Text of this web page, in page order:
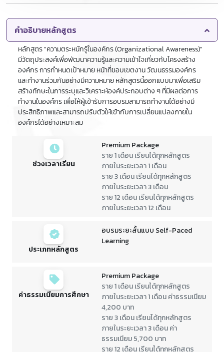
คำอธิบายหลักสูตร
หลักสูตร "ความตระหนักรู้ในองค์กร (Organizational Awareness)"
มีวัตถุประสงค์เพื่อพัฒนาความรู้และความเข้าใจเกี่ยวกับโครงสร้าง
องค์กร การกำหนดเป้าหมาย หน้าที่ขอบเขตงาน วัฒนธรรมองค์กร
และทำงานร่วมกันอย่างมีความหมาย หลักสูตรนี้ออกแบบมาเพื่อเสริม
สร้างทักษะในการระบุและวิเคราะห์องค์ประกอบต่าง ๆ ที่มีผลต่อการ
ทำงานในองค์กร เพื่อให้ผู้เข้ารับการอบรมสามารถทำงานได้อย่างมี
ประสิทธิภาพและสามารถปรับตัวให้เข้ากับการเปลี่ยนแปลงภายใน
องค์กรได้อย่างเหมาะสม
ช่วงเวลาเรียน
Premium Package
ราย 1 เดือน เรียนได้ทุกหลักสูตร
ภายในระยะเวลา 1 เดือน
ราย 3 เดือน เรียนได้ทุกหลักสูตร
ภายในระยะเวลา 3 เดือน
ราย 12 เดือน เรียนได้ทุกหลักสูตร
ภายในระยะเวลา 12 เดือน
ประเภทหลักสูตร
อบรมระยะสั้นแบบ Self-Paced
Learning
ค่าธรรมเนียมการศึกษา
Premium Package
ราย 1 เดือน เรียนได้ทุกหลักสูตร
ภายในระยะเวลา 1 เดือน ค่าธรรมเนียม
4,200 บาท
ราย 3 เดือน เรียนได้ทุกหลักสูตร
ภายในระยะเวลา 3 เดือน ค่า
ธรรมเนียม 5,700 บาท
ราย 12 เดือน เรียนได้ทุกหลักสูตร